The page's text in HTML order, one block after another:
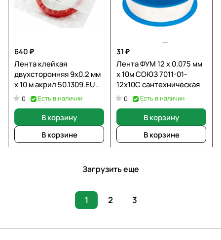
640 ₽
Лента клейкая
двухсторонняя 9х0.2 мм
х 10 м акрил 50.1309.EU
Ultra Adolf Bucher
0 Есть в наличии
В корзину
В корзине
31 ₽
Лента ФУМ 12 x 0.075 мм
x 10м СОЮЗ 7011-01-
12x10С сантехническая
0 Есть в наличии
В корзину
В корзине
Загрузить еще
1 2 3